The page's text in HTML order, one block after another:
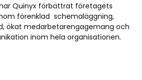
Quinyx förbättrat företagets
förenklad schemaläggning,
ökat medarbetarengagemang och
inom hela organisationen.